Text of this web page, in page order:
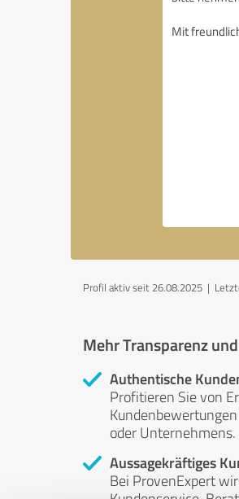
Profil aktiv seit 26.08.2025 |
Mehr Transparenz
Authentische
Profitieren Sie von
oder Unternehmens.
Aussagekräftiges
Bei ProvenExpert